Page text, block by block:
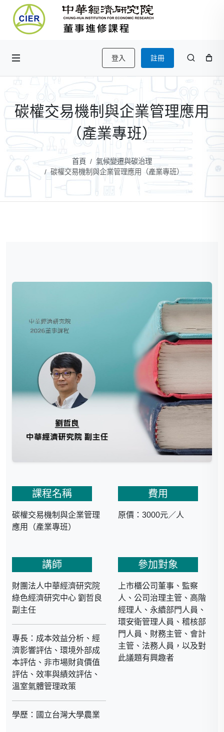
登入 註冊
碳權交易機制與企業管理應用
（產業專班）
首頁
氣候變遷與碳治理
碳權交易機制與企業管理應用（產業專班）
課程名稱
碳權交易機制與企業管理
應用（產業專班）
費用
原價：3000元／人
講師
財團法人中華經濟研究院
綠色經濟研究中心 劉哲良
副主任
專長：成本效益分析、經
濟影響評估、環境外部成
本評估、非市場財貨價值
評估、效率與績效評估、
溫室氣體管理政策
學歷：國立台灣大學農業
參加對象
上市櫃公司董事、監察
人、公司治理主管、高階
經理人、永續部門人員、
環安衛管理人員、稽核部
門人員、財務主管、會計
主管、法務人員，以及對
此議題有興趣者